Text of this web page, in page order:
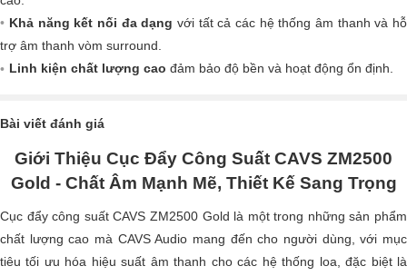
Khả năng kết nối đa dạng với tất cả các hệ thống âm thanh và hỗ
trợ âm thanh vòm surround.
Linh kiện chất lượng cao đảm bảo độ bền và hoạt động ổn định.
Bài viết đánh giá
Giới Thiệu Cục Đẩy Công Suất CAVS ZM2500
Gold - Chất Âm Mạnh Mẽ, Thiết Kế Sang Trọng
Cục đẩy công suất CAVS ZM2500 Gold là một trong những sản phẩm
chất lượng cao mà CAVS Audio mang đến cho người dùng, với mục
tiêu tối ưu hóa hiệu suất âm thanh cho các hệ thống loa, đặc biệt là